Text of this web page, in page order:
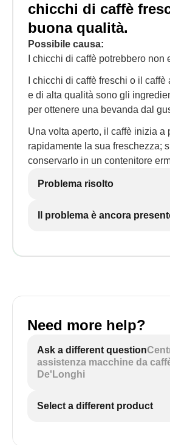
chicchi di caffè
buona qualità.
Possibile causa:
I chicchi di caffè potrebbero non
I chicchi di caffè freschi o il
e di alta qualità sono gli
per ottenere una bevanda dal
Una volta aperto, il caffè inizia a
rapidamente la sua freschezza;
conservarlo in un contenitore
Problema risolto
Il problema è ancora
Need more help?
Ask a different question
assistenza macchine da
De'Longhi
Select a different product